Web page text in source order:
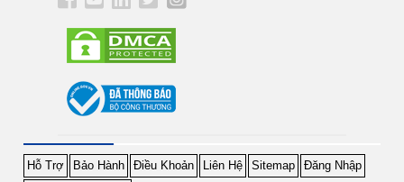
Hỗ Trợ Bảo Hành Điều Khoản Liên Hệ Sitemap Đăng Nhập